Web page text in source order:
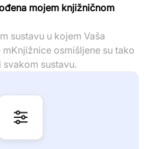
mojem knjižničnom
sustavu u kojem Vaša
osmišljene su tako
sustavu.